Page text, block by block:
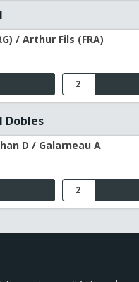
/ Arthur Fils (FRA)
2
Dobles
D / Galarneau A
2